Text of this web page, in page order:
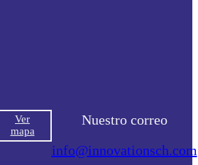
Ver
mapa
Nuestro correo
info@innovationsch.com